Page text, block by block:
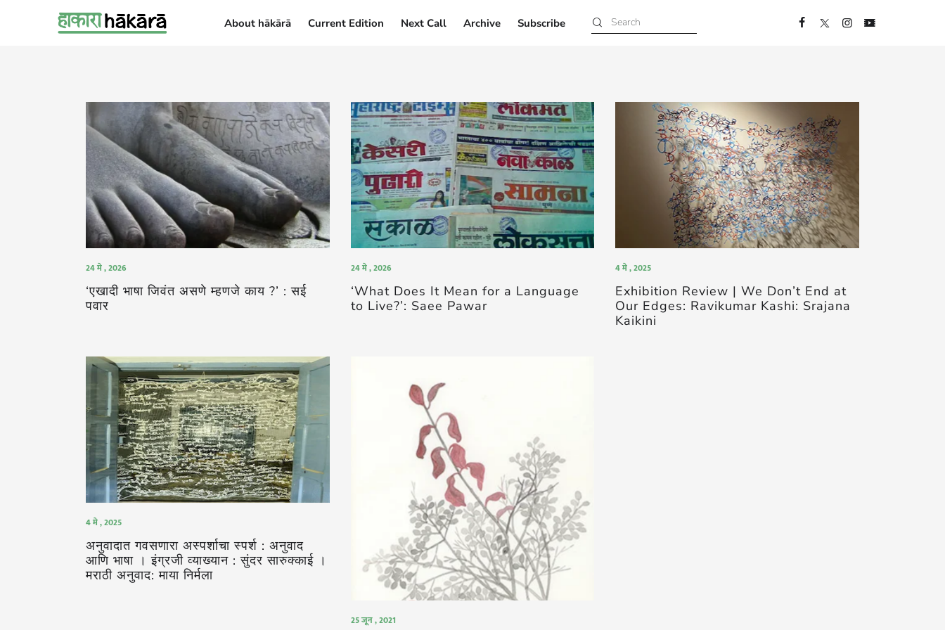
About hākārā Current Edition Next Call Archive Subscribe
24 मे , 2026
‘एखादी भाषा जिवंत असणे म्हणजे काय ?’ : सई
पवार
24 मे , 2026
‘What Does It Mean for a Language
to Live?’: Saee Pawar
4 मे , 2025
Exhibition Review | We Don’t End at
Our Edges: Ravikumar Kashi: Srajana
Kaikini
4 मे , 2025
अनुवादात गवसणारा अस्पर्शाचा स्पर्श : अनुवाद
आणि भाषा । इंग्रजी व्याख्यान : सुंदर सारुक्काई ।
मराठी अनुवाद: माया निर्मला
25 जून , 2021